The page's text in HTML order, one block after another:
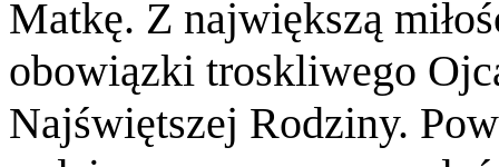
Matkę. Z największą
obowiązki troskliwego
Najświętszej Rodziny.